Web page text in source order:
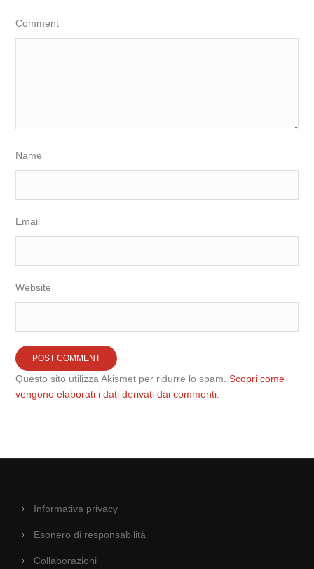
Comment
Name
Email
Website
Questo sito utilizza Akismet per ridurre lo spam.Scopri come
vengono elaborati i dati derivati dai commenti
Informativa privacy
Esonero di responsabilità
Collaborazioni